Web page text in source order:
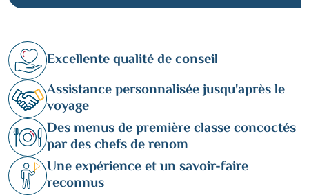
Excellente qualité de conseil
Assistance personnalisée jusqu'après le
voyage
Des menus de première classe concoctés
par des chefs de renom
Une expérience et un savoir-faire
reconnus